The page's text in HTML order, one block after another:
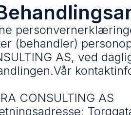
(behandler)
AS, ved
CONSULTING AS